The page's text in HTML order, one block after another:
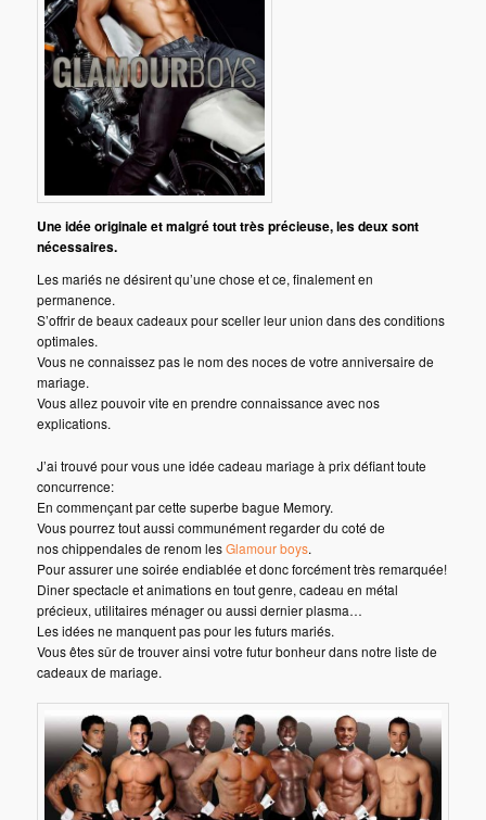
Une idée originale et malgré tout très précieuse, les deux sont
nécessaires.
Les mariés ne désirent qu’une chose et ce, finalement en
permanence.
S’offrir de beaux cadeaux pour sceller leur union dans des conditions
optimales.
Vous ne connaissez pas le nom des noces de votre anniversaire de
mariage.
Vous allez pouvoir vite en prendre connaissance avec nos
explications.
J’ai trouvé pour vous une idée cadeau mariage à prix défiant toute
concurrence:
En commençant par cette superbe bague Memory.
Vous pourrez tout aussi communément regarder du coté de
nos chippendales de renom lesGlamour boys.
Pour assurer une soirée endiablée et donc forcément très remarquée!
Diner spectacle et animations en tout genre, cadeau en métal
précieux, utilitaires ménager ou aussi dernier plasma…
Les idées ne manquent pas pour les futurs mariés.
Vous êtes sûr de trouver ainsi votre futur bonheur dans notre liste de
cadeaux de mariage.